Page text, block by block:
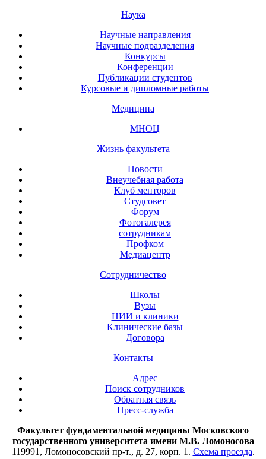
Наука
Научные направления
Научные подразделения
Конкурсы
Конференции
Публикации студентов
Курсовые и дипломные работы
Медицина
МНОЦ
Жизнь факультета
Новости
Внеучебная работа
Клуб менторов
Студсовет
Форум
Фотогалерея
сотрудникам
Профком
Медиацентр
Сотрудничество
Школы
Вузы
НИИ и клиники
Клинические базы
Договора
Контакты
Адрес
Поиск сотрудников
Обратная связь
Пресс-служба
Факультет фундаментальной медицины Московского
государственного университета имени М.В. Ломоносова
119991, Ломоносовский пр-т., д. 27, корп. 1. Схема проезда.